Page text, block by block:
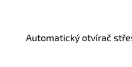
Automatický otvírač